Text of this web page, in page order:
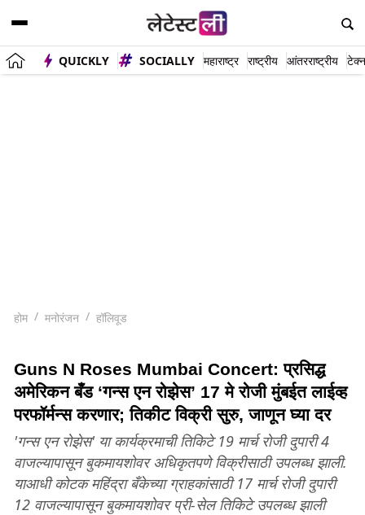
QUICKLY SOCIALLY महाराष्ट्र राष्ट्रीय आंतरराष्ट्रीय
होम मनोरंजन हॉलिवूड
Guns N Roses Mumbai Concert: प्रसिद्ध
अमेरिकन बँड ‘गन्स एन रोझेस’ 17 मे रोजी मुंबईत लाईव्ह
परफॉर्मन्स करणार; तिकीट विक्री सुरु, जाणून घ्या दर
'गन्स एन रोझेस' या कार्यक्रमाची तिकिटे 19 मार्च रोजी दुपारी 4
वाजल्यापासून बुकमायशोवर अधिकृतपणे विक्रीसाठी उपलब्ध झाली.
याआधी कोटक महिंद्रा बँकेच्या ग्राहकांसाठी 17 मार्च रोजी दुपारी
12 वाजल्यापासून बुकमायशोवर प्री-सेल तिकिटे उपलब्ध झाली